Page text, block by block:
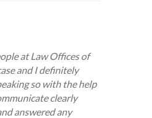
at Law Offices of
and I definitely
so with the help
clearly
answered any